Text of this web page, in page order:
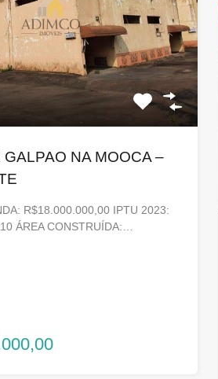
NA MOOCA –
R$18.000.000,00 IPTU 2023:
ÁREA CONSTRUÍDA:…